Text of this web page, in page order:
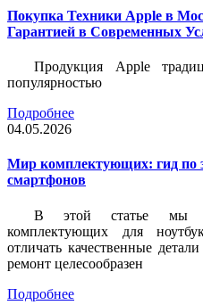
Покупка Техники Apple в
Гарантией в Современных
Продукция Apple
популярностью
Подробнее
04.05.2026
Мир комплектующих: гид по
смартфонов
В этой статье мы
комплектующих для
отличать качественные
ремонт целесообразен
Подробнее